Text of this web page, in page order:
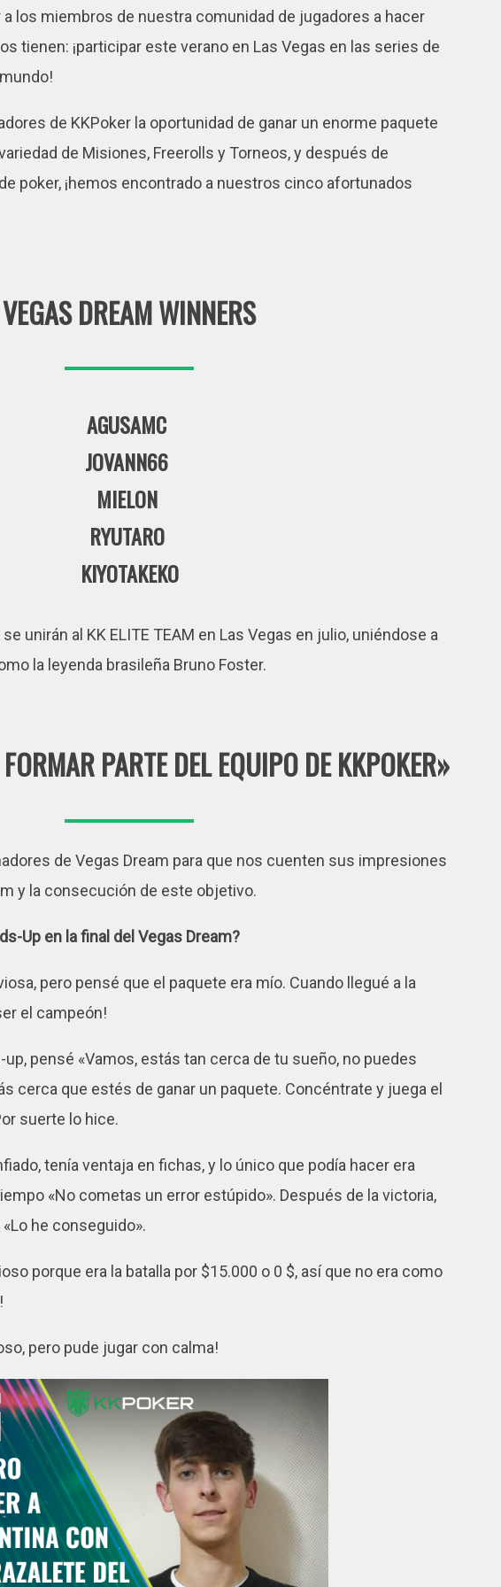
los miembros de nuestra comunidad de jugadores a hacer
tienen: ¡participar este verano en Las Vegas en las series de
de KKPoker la oportunidad de ganar un enorme paquete
de Misiones, Freerolls y Torneos, y después de
poker, ¡hemos encontrado a nuestros cinco afortunados
VEGAS DREAM WINNERS
AGUSAMC
JOVANN66
MIELON
RYUTARO
KIYOTAKEKO
unirán al KK ELITE TEAM en Las Vegas en julio, uniéndose a
la leyenda brasileña Bruno Foster.
PARTE DEL EQUIPO DE KKPOKER»
de Vegas Dream para que nos cuenten sus impresiones
y la consecución de este objetivo.
Up en la final del Vegas Dream?
pero pensé que el paquete era mío. Cuando llegué a la
el campeón!
up, pensé «Vamos, estás tan cerca de tu sueño, no puedes
cerca que estés de ganar un paquete. Concéntrate y juega el
suerte lo hice.
tenía ventaja en fichas, y lo único que podía hacer era
«No cometas un error estúpido». Después de la victoria,
he conseguido».
porque era la batalla por $15.000 o 0 $, así que no era como
pero pude jugar con calma!